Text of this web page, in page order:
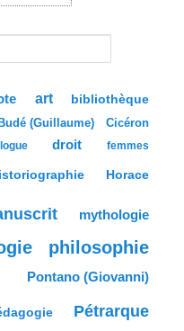
art bibliothèque
Budé (Guillaume) Cicéron
droit femmes
Horace
mythologie
philosophie
Pontano (Giovanni)
Pétrarque